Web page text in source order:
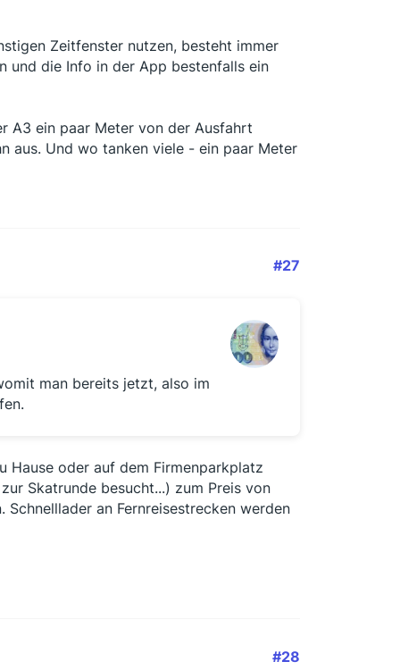
Zeitfenster nutzen, besteht immer
und die Info in der App bestenfalls ein
A3 ein paar Meter von der Ausfahrt
aus. Und wo tanken viele - ein paar Meter
#27
man bereits jetzt, also im
Hause oder auf dem Firmenparkplatz
Skatrunde besucht...) zum Preis von
an Fernreisestrecken werden
#28